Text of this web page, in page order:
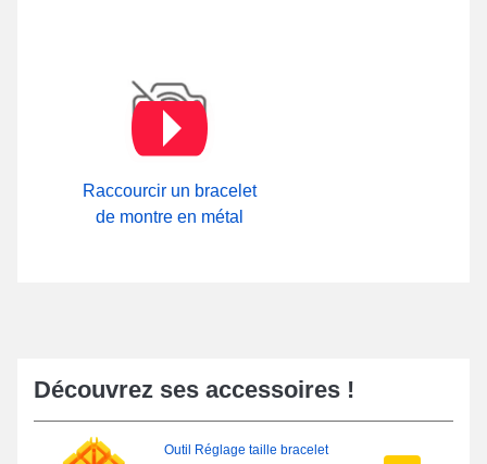
Raccourcir un bracelet
de montre en métal
Découvrez ses accessoires !
Outil Réglage taille bracelet